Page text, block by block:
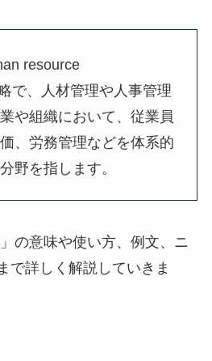
resource
で、人材管理や人事管理
や組織において、従業員
、労務管理などを体系的
野を指します。
の意味や使い方、例文、ニ
で詳しく解説していきま